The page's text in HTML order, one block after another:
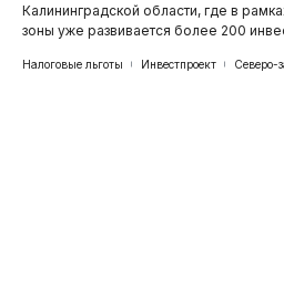
Калининградской области, где в
зоны уже развивается более 200
Налоговые льготы Инвестпроект